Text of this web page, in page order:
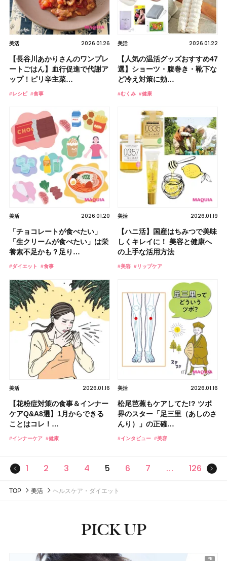
美活 2026.01.26
【長谷川あかりさんのワンプレ
ートごはん】血行促進で代謝ア
ップ！ピリ辛主菜…
#レシピ #食事
美活 2026.01.22
【人気の温活グッズおすすめ47
選】ショーツ・腹巻き・靴下な
ど冷え対策に効…
#むくみ #健康
美活 2026.01.20
「チョコレートが食べたい」
「生クリームが食べたい」は栄
養素不足かも？足り…
#ダイエット #食事
美活 2026.01.19
【ハニ活】国産はちみつで美味
しくキレイに！ 美容と健康へ
の上手な活用方法
#美容 #リップケア
美活 2026.01.16
【花粉症対策の食事＆インナー
ケアQ&A8選】1月からできる
ことはコレ！…
#インナーケア #健康
美活 2026.01.16
松尾芭蕉もケアしてた!? ツボ
界のスター「足三里（あしのさ
んり）」の正確…
#インタビュー #美容
前のページ
1 2 3 4 5 6 7 … 126 次の
TOP 美活 ヘルスケア・ダイエット
PICK UP